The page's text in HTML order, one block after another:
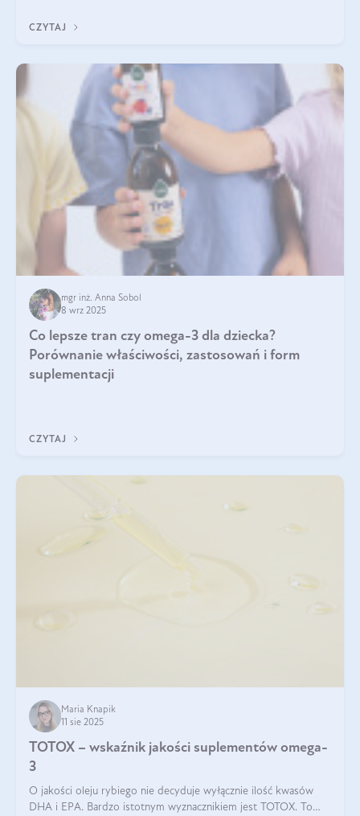
bardziej biodostępny
CZYTAJ
mgr inż. Anna Sobol
8 wrz 2025
Co lepsze tran czy omega-3 dla dziecka?
Porównanie właściwości, zastosowań i form
suplementacji
CZYTAJ
Maria Knapik
11 sie 2025
TOTOX – wskaźnik jakości suplementów omega-
3
O jakości oleju rybiego nie decyduje wyłącznie ilość kwasów
DHA i EPA. Bardzo istotnym wyznacznikiem jest TOTOX. To